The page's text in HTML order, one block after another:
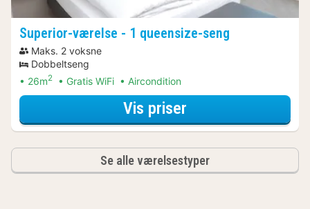
Superior-værelse - 1 queensize-seng
Maks. 2 voksne
Dobbeltseng
26m2 Gratis WiFi Aircondition
Vis priser
Se alle værelsestyper